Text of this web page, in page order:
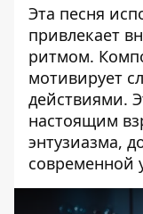
Эта песня
привлекает
ритмом.
мотивирует
действиями.
настоящим
энтузиазма,
современной